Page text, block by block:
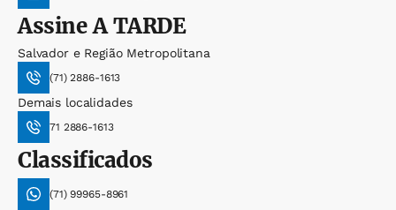
AssineA TARDE
Salvador e Região Metropolitana
(71) 2886-1613
Demais localidades
71 2886-1613
Classificados
(71) 99965-8961